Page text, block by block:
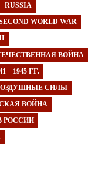
RUSSIA
WORLD WAR
ВОЙНА
ГГ.
СИЛЫ
ВОЙНА
РОССИИ